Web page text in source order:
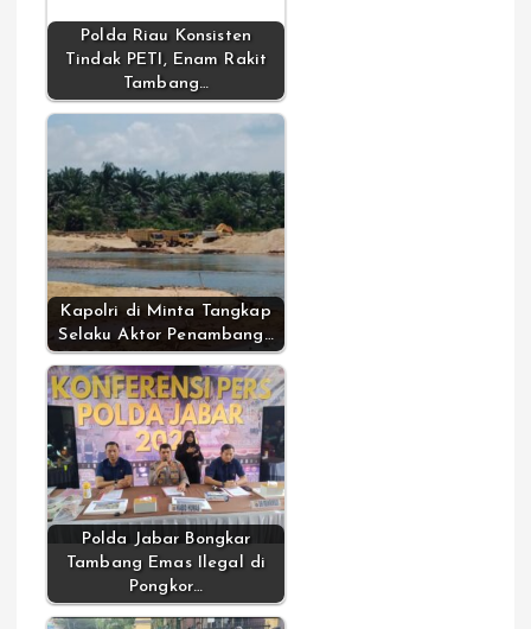
Polda Riau Konsisten
Tindak PETI, Enam Rakit
Tambang…
Kapolri di Minta Tangkap
Selaku Aktor Penambang…
Polda Jabar Bongkar
Tambang Emas Ilegal di
Pongkor…